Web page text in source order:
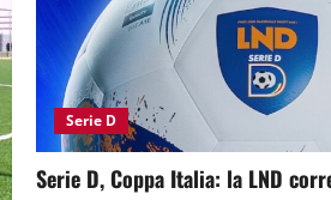
Serie D
Serie D, Coppa Italia: la LND